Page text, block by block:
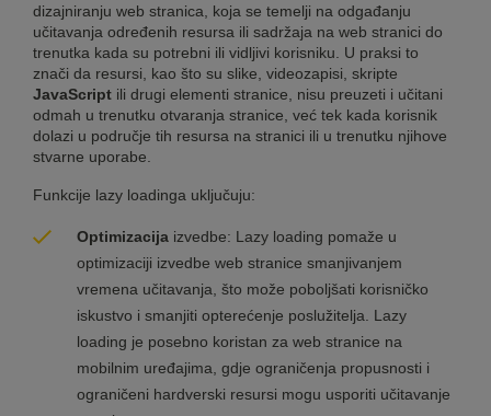
dizajniranju web stranica, koja se temelji na odgađanju
učitavanja određenih resursa ili sadržaja na web stranici do
trenutka kada su potrebni ili vidljivi korisniku. U praksi to
znači da resursi, kao što su slike, videozapisi, skripte
JavaScript ili drugi elementi stranice, nisu preuzeti i učitani
odmah u trenutku otvaranja stranice, već tek kada korisnik
dolazi u područje tih resursa na stranici ili u trenutku njihove
stvarne uporabe.
Funkcije lazy loadinga uključuju:
Optimizacija izvedbe: Lazy loading pomaže u
optimizaciji izvedbe web stranice smanjivanjem
vremena učitavanja, što može poboljšati korisničko
iskustvo i smanjiti opterećenje poslužitelja. Lazy
loading je posebno koristan za web stranice na
mobilnim uređajima, gdje ograničenja propusnosti i
ograničeni hardverski resursi mogu usporiti učitavanje